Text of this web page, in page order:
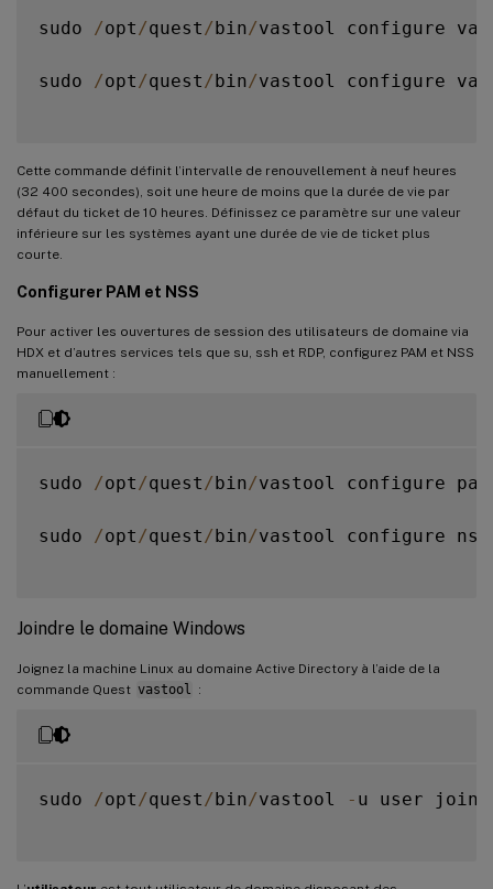
sudo /opt /quest /bin/vastool configure
sudo /opt /quest /bin/vastool configure
Cette commande définit l’intervalle de renouvellement à neuf heures
(32 400 secondes), soit une heure de moins que la durée de vie par
défaut du ticket de 10 heures. Définissez ce paramètre sur une valeur
inférieure sur les systèmes ayant une durée de vie de ticket plus
courte.
Configurer PAM et NSS
Pour activer les ouvertures de session des utilisateurs de domaine via
HDX et d’autres services tels que su, ssh et RDP, configurez PAM et NSS
manuellement :
sudo /opt /quest /bin/vastool configure pam
sudo /opt /quest /bin/vastool configure nss
Joindre le domaine Windows
Joignez la machine Linux au domaine Active Directory à l’aide de la
commande Quest vastool :
sudo /opt /quest /bin/vastool - u user join